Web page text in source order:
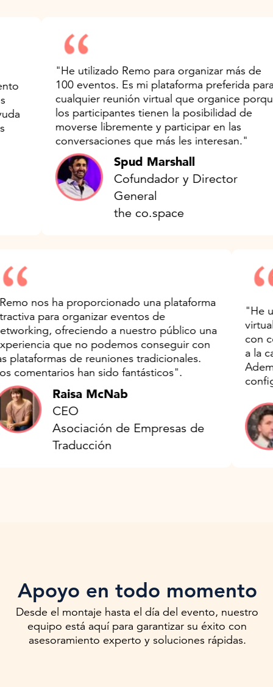
"He utilizado Remo para organizar más de
100 eventos. Es mi plataforma preferida para
cualquier reunión virtual que organice porque
los participantes tienen la posibilidad de
moverse libremente y participar en las
conversaciones que más les interesan."
Spud Marshall
Cofundador y Director
General
the co.space
"Remo nos ha proporcionado una plataforma
atractiva para organizar eventos de
networking, ofreciendo a nuestro público una
experiencia que no podemos conseguir con
las plataformas de reuniones tradicionales.
Los comentarios han sido fantásticos".
Raisa McNab
CEO
Asociación de Empresas de
Traducción
a
Apoyo en todo momento
Desde el montaje hasta el día del evento, nuestro
equipo está aquí para garantizar su éxito con
asesoramiento experto y soluciones rápidas.